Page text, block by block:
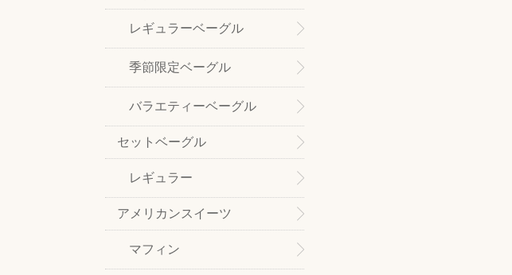
レギュラーベーグル
季節限定ベーグル
バラエティーベーグル
セットベーグル
レギュラー
アメリカンスイーツ
マフィン